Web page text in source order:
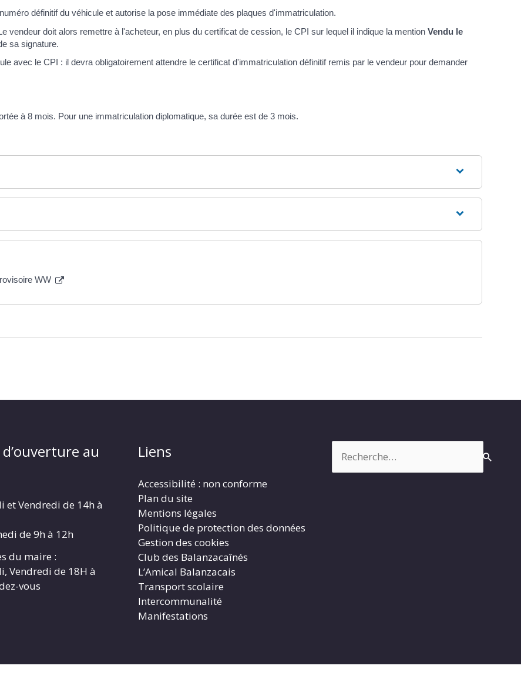
définitif du véhicule et autorise la pose immédiate des plaques d'immatriculation.
vendeur doit alors remettre à l'acheteur, en plus du certificat de cession, le CPI sur lequel il indique la mention Vendu le
sa signature.
avec le CPI : il devra obligatoirement attendre le certificat d'immatriculation définitif remis par le vendeur pour demander
à 8 mois. Pour une immatriculation diplomatique, sa durée est de 3 mois.
WW
au
et Vendredi de 14h à
de 9h à 12h
du maire :
Vendredi de 18H à
vous
Liens
Accessibilité : non conforme
Plan du site
Mentions légales
Politique de protection des données
Gestion des cookies
Club des Balanzacaînés
L’Amical Balanzacais
Transport scolaire
Intercommunalité
Manifestations